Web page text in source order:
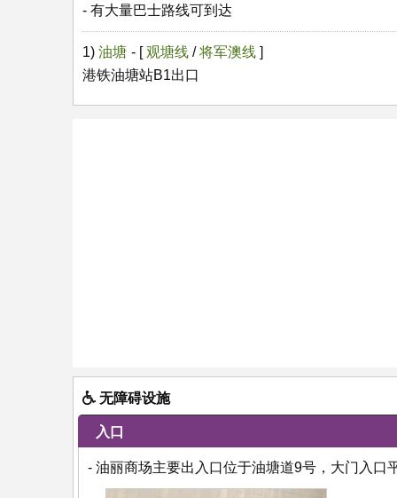
- 有大量巴士路线可到达
1) 油塘 - [观塘线 /将军澳线 ]
港铁油塘站B1出口
无障碍设施
入口
- 油丽商场主要出入口位于油塘道9号，大门入